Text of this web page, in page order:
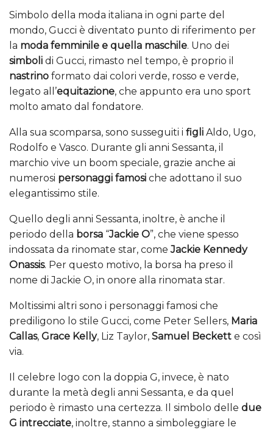
Simbolo della moda italiana in ogni parte del
mondo, Gucci è diventato punto di riferimento per
la moda femminile e quella maschile. Uno dei
simboli di Gucci, rimasto nel tempo, è proprio il
nastrino formato dai colori verde, rosso e verde,
legato all’equitazione, che appunto era uno sport
molto amato dal fondatore.
Alla sua scomparsa, sono susseguiti i figli Aldo, Ugo,
Rodolfo e Vasco. Durante gli anni Sessanta, il
marchio vive un boom speciale, grazie anche ai
numerosi personaggi famosi che adottano il suo
elegantissimo stile.
Quello degli anni Sessanta, inoltre, è anche il
periodo della borsa “Jackie O”, che viene spesso
indossata da rinomate star, comeJackie Kennedy
Onassis. Per questo motivo, la borsa ha preso il
nome di Jackie O, in onore alla rinomata star.
Moltissimi altri sono i personaggi famosi che
prediligono lo stile Gucci, come Peter Sellers, Maria
Callas, Grace Kelly, Liz Taylor, Samuel Beckett e così
via.
Il celebre logo con la doppia G, invece, è nato
durante la metà degli anni Sessanta, e da quel
periodo è rimasto una certezza. Il simbolo delle due
G intrecciate, inoltre, stanno a simboleggiare le